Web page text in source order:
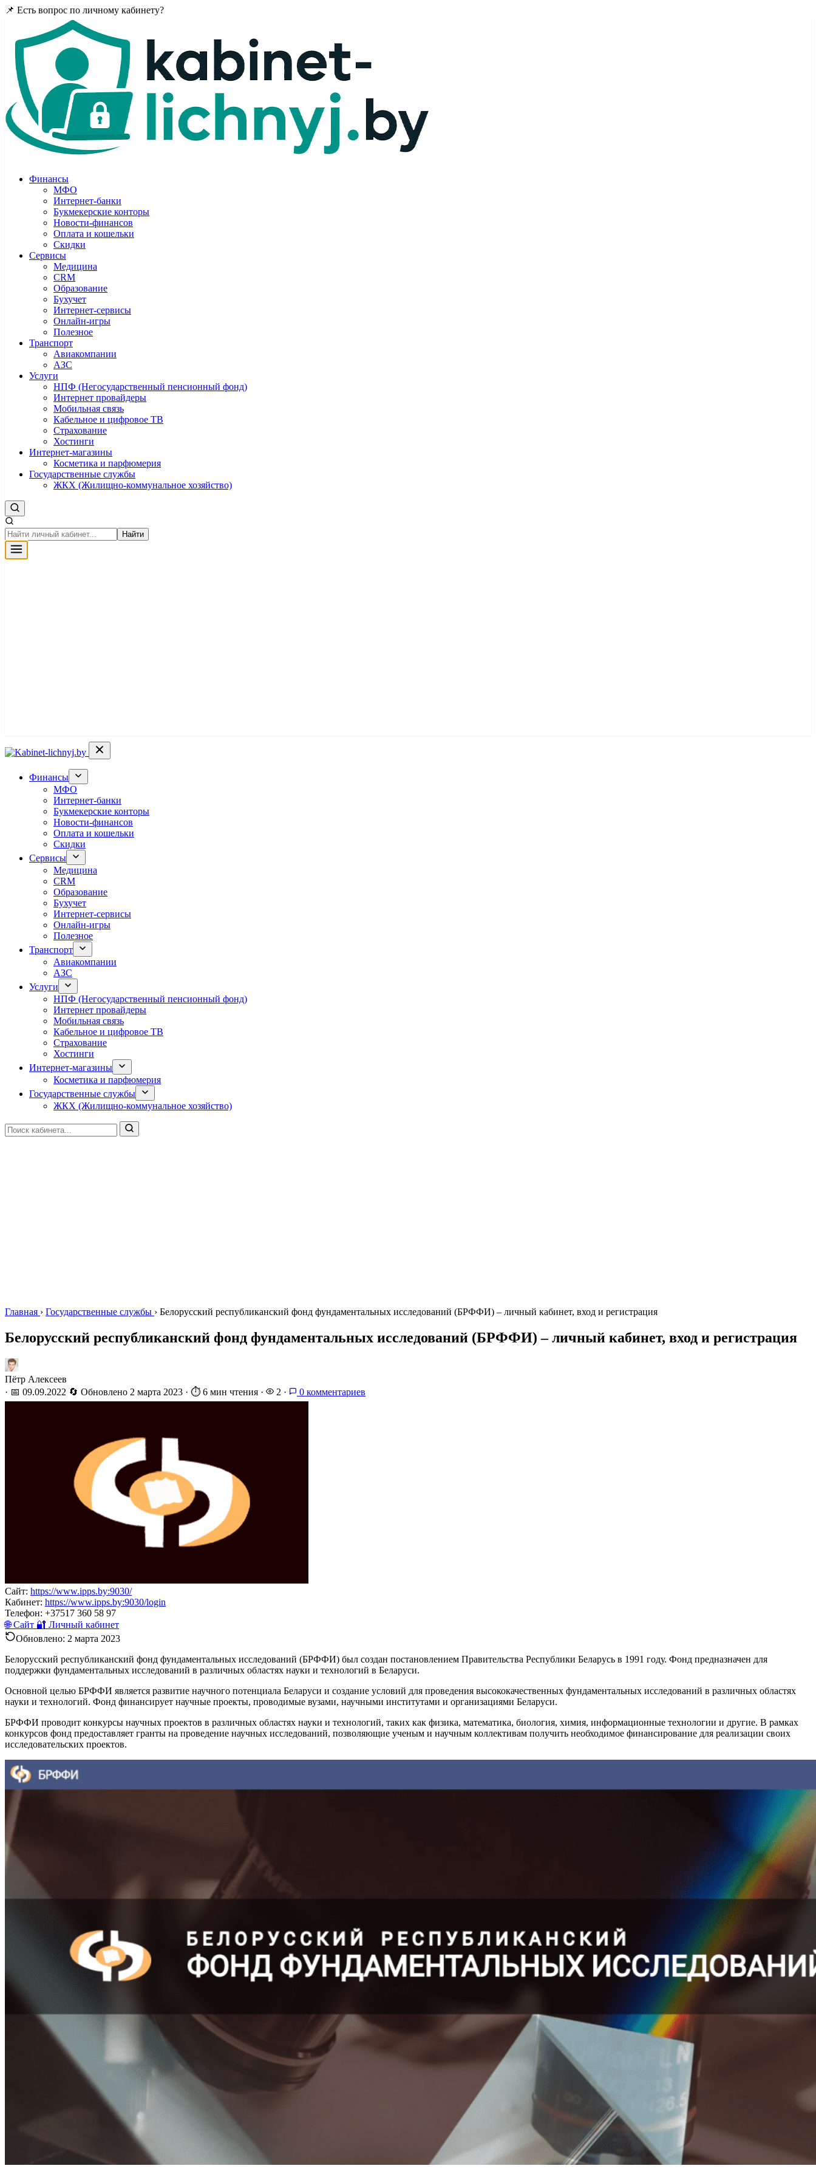
📌 Есть вопрос по личному кабинету?
Финансы
МФО
Интернет-банки
Букмекерские конторы
Новости-финансов
Оплата и кошельки
Скидки
Сервисы
Медицина
CRM
Образование
Бухучет
Интернет-сервисы
Онлайн-игры
Полезное
Транспорт
Авиакомпании
АЗС
Услуги
НПФ (Негосударственный пенсионный фонд)
Интернет провайдеры
Мобильная связь
Кабельное и цифровое ТВ
Страхование
Хостинги
Интернет-магазины
Косметика и парфюмерия
Государственные службы
ЖКХ (Жилищно-коммунальное хозяйство)
Найти
Финансы
МФО
Интернет-банки
Букмекерские конторы
Новости-финансов
Оплата и кошельки
Скидки
Сервисы
Медицина
CRM
Образование
Бухучет
Интернет-сервисы
Онлайн-игры
Полезное
Транспорт
Авиакомпании
АЗС
Услуги
НПФ (Негосударственный пенсионный фонд)
Интернет провайдеры
Мобильная связь
Кабельное и цифровое ТВ
Страхование
Хостинги
Интернет-магазины
Косметика и парфюмерия
Государственные службы
ЖКХ (Жилищно-коммунальное хозяйство)
Главная › Государственные службы › Белорусский республиканский фонд фундаментальных исследований (БРФФИ) – личный кабинет, вход и регистрация
Белорусский республиканский фонд фундаментальных исследований (БРФФИ) – личный кабинет, вход и регистрация
Пётр Алексеев
· 📅 09.09.2022 🔄 Обновлено 2 марта 2023 · ⏱️ 6 мин чтения · 2 · 0 комментариев
Сайт: https://www.ipps.by:9030/
Кабинет: https://www.ipps.by:9030/login
Телефон: +37517 360 58 97
🌐 Сайт 🔐 Личный кабинет
Обновлено: 2 марта 2023
Белорусский республиканский фонд фундаментальных исследований (БРФФИ) был создан постановлением Правительства Республики Беларусь в 1991 году. Фонд предназначен для
поддержки фундаментальных исследований в различных областях науки и технологий в Беларуси.
Основной целью БРФФИ является развитие научного потенциала Беларуси и создание условий для проведения высококачественных фундаментальных исследований в различных областях
науки и технологий. Фонд финансирует научные проекты, проводимые вузами, научными институтами и организациями Беларуси.
БРФФИ проводит конкурсы научных проектов в различных областях науки и технологий, таких как физика, математика, биология, химия, информационные технологии и другие. В рамках
конкурсов фонд предоставляет гранты на проведение научных исследований, позволяющие ученым и научным коллективам получить необходимое финансирование для реализации своих
исследовательских проектов.